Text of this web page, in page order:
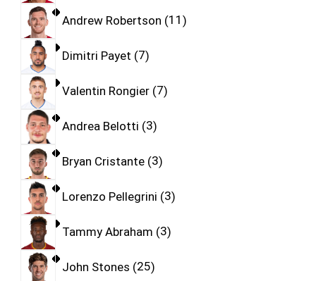
Andrew Robertson 11
Dimitri Payet 7
Valentin Rongier 7
Andrea Belotti 3
Bryan Cristante 3
Lorenzo Pellegrini 3
Tammy Abraham 3
John Stones 25